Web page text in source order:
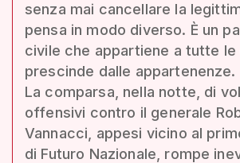
senza mai cancellare la
pensa in modo diverso. È un
civile che appartiene a tutte
prescinde dalle appartenenze.
La comparsa, nella notte, di
offensivi contro il generale
Vannacci, appesi vicino al
di Futuro Nazionale, rompe